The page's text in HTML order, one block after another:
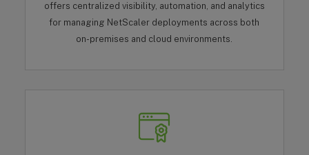
offers centralized visibility, automation, and analytics
for managing NetScaler deployments across both
on-premises and cloud environments.